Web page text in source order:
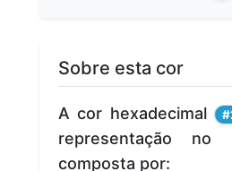
Sobre esta cor
A cor hexadecimal
representação no
composta por: